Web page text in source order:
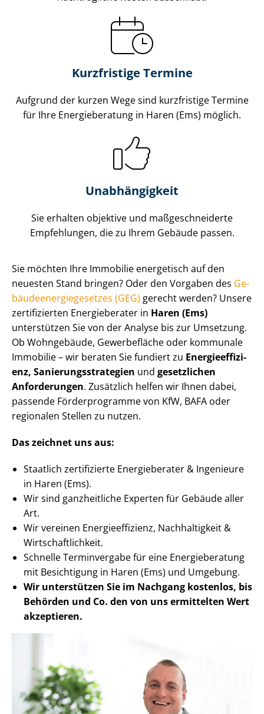
Kurzfristige Termine
Aufgrund der kurzen Wege sind kurzfristige Termine
für Ihre Energieberatung in Haren (Ems) möglich.
Unabhängigkeit
Sie erhalten objektive und maß­ge­schnei­der­te
Empfehlungen, die zu Ihrem Gebäude passen.
Sie möchten Ihre Immobilie energetisch auf den
neuesten Stand bringen? Oder den Vorgaben des Ge­
bäu­de­en­er­gie­ge­set­zes (GEG) gerecht werden? Unsere
zertifizierten Energieberater in Haren (Ems)
unterstützen Sie von der Analyse bis zur Umsetzung.
Ob Wohngebäude, Gewerbefläche oder kommunale
Immobilie – wir beraten Sie fundiert zu En­er­gie­ef­fi­zi­
enz, Sa­nie­rungs­stra­te­gien und gesetzlichen
Anforderungen. Zusätzlich helfen wir Ihnen dabei,
passende Förderprogramme von KfW, BAFA oder
regionalen Stellen zu nutzen.
Das zeichnet uns aus:
Staatlich zertifizierte Energieberater & Ingenieure
in Haren (Ems).
Wir sind ganzheitliche Experten für Gebäude aller
Art.
Wir vereinen En­er­gie­ef­fi­zi­enz, Nachhaltigkeit &
Wirt­schaft­lich­keit.
Schnelle Terminvergabe für eine Energieberatung
mit Besichtigung in Haren (Ems) und Umgebung.
Wir unterstützen Sie im Nachgang kostenlos, bis
Behörden und Co. den von uns ermittelten Wert
akzeptieren.